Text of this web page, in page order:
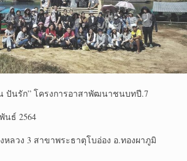
ปันรัก” โครงการ​อาสาพัฒนา​ชนบท​ปี.7
นธ์​ 2564
หลวง​ 3​ สาขาพระธาตุ​โบ​อ่อง​ อ.ทองผาภูมิ​